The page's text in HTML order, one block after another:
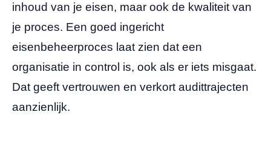
inhoud van je eisen, maar ook de kwaliteit van
je proces. Een goed ingericht
eisenbeheerproces laat zien dat een
organisatie in control is, ook als er iets misgaat.
Dat geeft vertrouwen en verkort audittrajecten
aanzienlijk.